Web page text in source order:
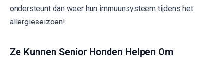
ondersteunt dan weer hun immuunsysteem tijdens het
allergieseizoen!
Ze Kunnen Senior Honden Helpen Om